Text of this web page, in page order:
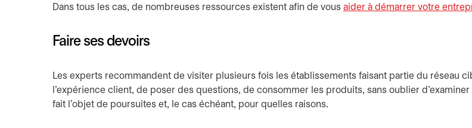
Dans tous les cas, de nombreuses ressources existent afin de vous aider à démarrer votre
Faire ses devoirs
Les experts recommandent de visiter plusieurs fois les établissements faisant partie du réseau
l’expérience client, de poser des questions, de consommer les produits, sans oublier
fait l’objet de poursuites et, le cas échéant, pour quelles raisons.